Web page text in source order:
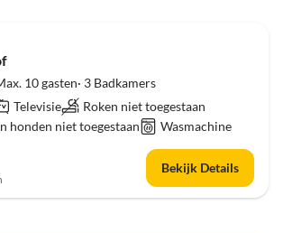
10 gasten· 3 Badkamers
Televisie
Roken niet toegestaan
honden niet toegestaan
Wasmachine
Bekijk Details